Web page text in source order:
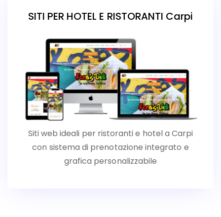
SITI PER HOTEL E RISTORANTI Carpi
Siti web ideali per ristoranti e hotel a Carpi
con sistema di prenotazione integrato e
grafica personalizzabile